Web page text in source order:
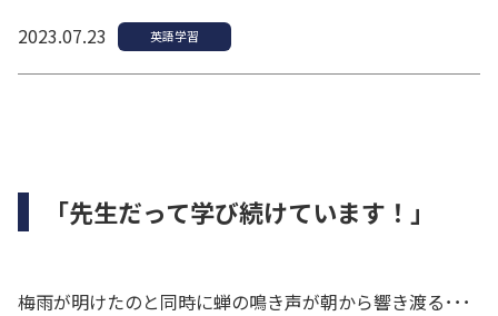
2023.07.23 英語学習
「先生だって学び続けています！」
梅雨が明けたのと同時に蝉の鳴き声が朝から響き渡る･･･